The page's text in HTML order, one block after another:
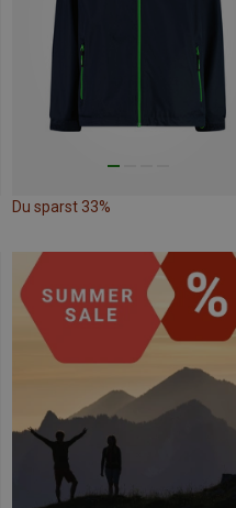
Du sparst 33%